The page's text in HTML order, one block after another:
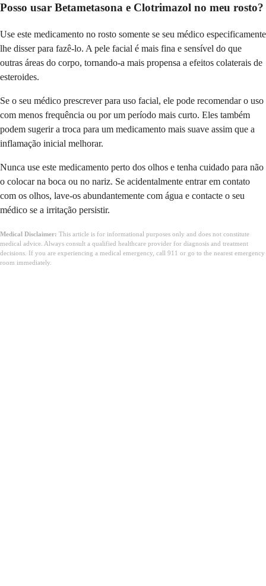
Posso usar Betametasona e Clotrimazol no meu rosto?
Use este medicamento no rosto somente se seu médico especificamente
lhe disser para fazê-lo. A pele facial é mais fina e sensível do que
outras áreas do corpo, tornando-a mais propensa a efeitos colaterais de
esteroides.
Se o seu médico prescrever para uso facial, ele pode recomendar o uso
com menos frequência ou por um período mais curto. Eles também
podem sugerir a troca para um medicamento mais suave assim que a
inflamação inicial melhorar.
Nunca use este medicamento perto dos olhos e tenha cuidado para não
o colocar na boca ou no nariz. Se acidentalmente entrar em contato
com os olhos, lave-os abundantemente com água e contacte o seu
médico se a irritação persistir.
Medical Disclaimer: This article is for informational purposes only and does not constitute
medical advice. Always consult a qualified healthcare provider for diagnosis and treatment
decisions. If you are experiencing a medical emergency, call 911 or go to the nearest emergency
room immediately.